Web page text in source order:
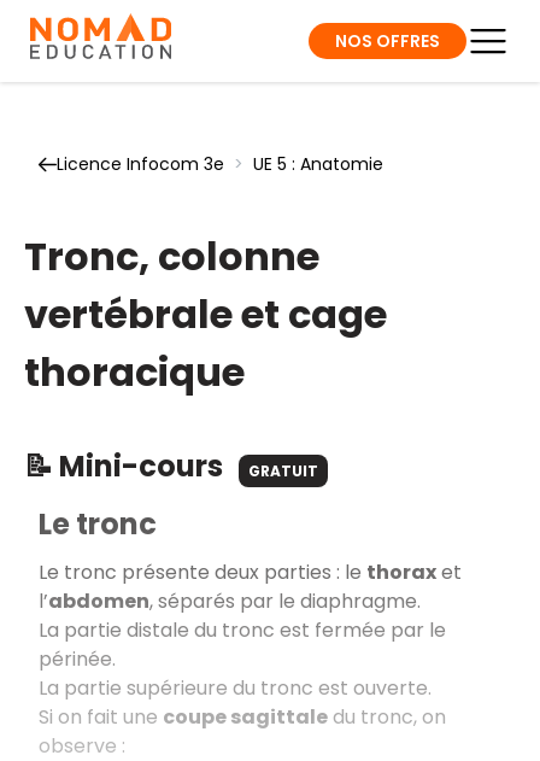
NOS OFFRES
Licence Infocom 3e > UE 5 : Anatomie
Tronc, colonne
vertébrale et cage
thoracique
📝 Mini-cours GRATUIT
Le tronc
Le tronc présente deux parties : le thoraxet
l’abdomen, séparés par le diaphragme.
La partie distale du tronc est fermée par le
périnée.
La partie supérieure du tronc est ouverte.
Si on fait une coupe sagittaledu tronc, on
observe :